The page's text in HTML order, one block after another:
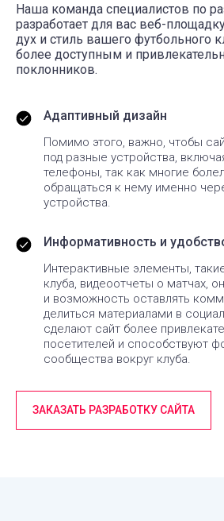
Наша команда специалистов по
разработает для вас веб-
дух и стиль вашего футбольного
более доступным и
поклонников.
Адаптивный дизайн
Помимо этого, важно, чтобы
под разные устройства,
телефоны, так как многие
обращаться к нему именно
устройства.
Информативность и
Интерактивные элементы,
клуба, видеоотчеты о матчах,
и возможность оставлять
делиться материалами в
сделают сайт более
посетителей и способствуют
сообщества вокруг клуба.
ЗАКАЗАТЬ РАЗРАБОТКУ САЙТА